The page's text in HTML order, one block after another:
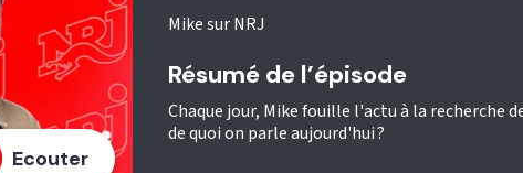
Ecouter
Mike sur NRJ
Résumé de l’épisode
Chaque jour, Mike fouille l'actu à la recherche
de quoi on parle aujourd'hui ?